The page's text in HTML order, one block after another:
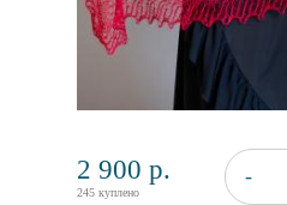
2 900 р.
245 куплено
-